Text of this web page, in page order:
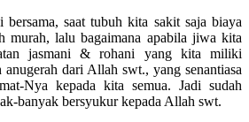
bersama, saat tubuh kita sakit saja biaya
murah, lalu bagaimana apabila jiwa kita
jasmani & rohani yang kita miliki
anugerah dari Allah swt., yang senantiasa
Nya kepada kita semua. Jadi sudah
banyak bersyukur kepada Allah swt.